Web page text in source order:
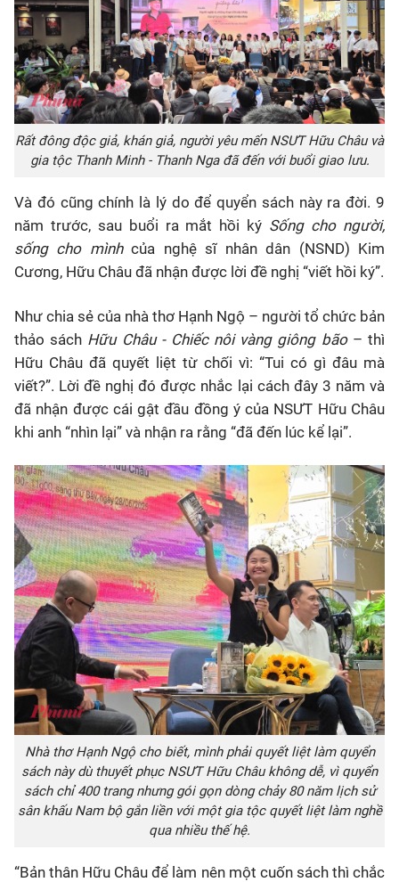
Rất đông độc giả, khán giả, người yêu mến NSƯT Hữu Châu và
gia tộc Thanh Minh - Thanh Nga đã đến với buổi giao lưu.
Và đó cũng chính là lý do để quyển sách này ra đời. 9
năm trước, sau buổi ra mắt hồi ký Sống cho người,
sống cho mìnhcủa nghệ sĩ nhân dân (NSND) Kim
Cương, Hữu Châu đã nhận được lời đề nghị “viết hồi ký”.
Như chia sẻ của nhà thơ Hạnh Ngộ – người tổ chức bản
thảo sách Hữu Châu - Chiếc nôi vàng giông bão – thì
Hữu Châu đã quyết liệt từ chối vì: “Tui có gì đâu mà
viết?”. Lời đề nghị đó được nhắc lại cách đây 3 năm và
đã nhận được cái gật đầu đồng ý của NSƯT Hữu Châu
khi anh “nhìn lại” và nhận ra rằng “đã đến lúc kể lại”.
Nhà thơ Hạnh Ngộ cho biết, mình phải quyết liệt làm quyển
sách này dù thuyết phục NSƯT Hữu Châu không dễ, vì quyển
sách chỉ 400 trang nhưng gói gọn dòng chảy 80 năm lịch sử
sân khấu Nam bộ gắn liền với một gia tộc quyết liệt làm nghề
qua nhiều thế hệ.
“Bản thân Hữu Châu để làm nên một cuốn sách thì chắc